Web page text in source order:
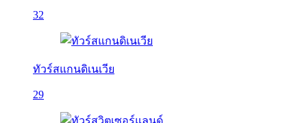
32
ทัวร์สแกนดิเนเวีย
29